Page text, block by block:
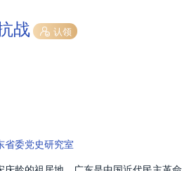
战 认领
省委党史研究室